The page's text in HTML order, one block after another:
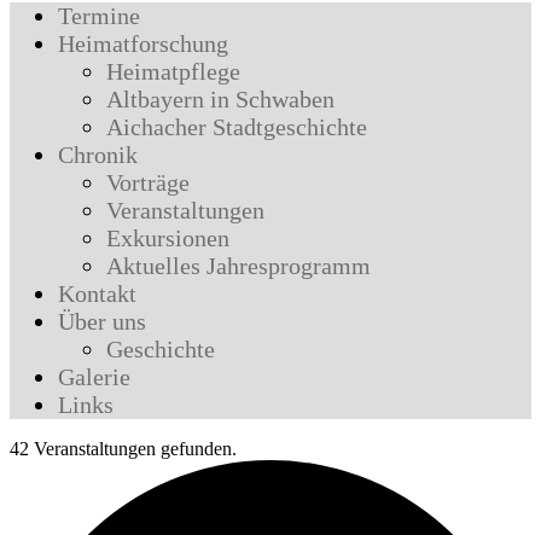
Termine
Heimatforschung
Heimatpflege
Altbayern in Schwaben
Aichacher Stadtgeschichte
Chronik
Vorträge
Veranstaltungen
Exkursionen
Aktuelles Jahresprogramm
Kontakt
Über uns
Geschichte
Galerie
Links
42 Veranstaltungen gefunden.